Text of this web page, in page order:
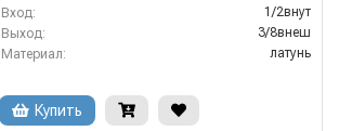
Вход:
1/2внут
Выход:
3/8внеш
Материал:
латунь
Температура (°C):
Купить